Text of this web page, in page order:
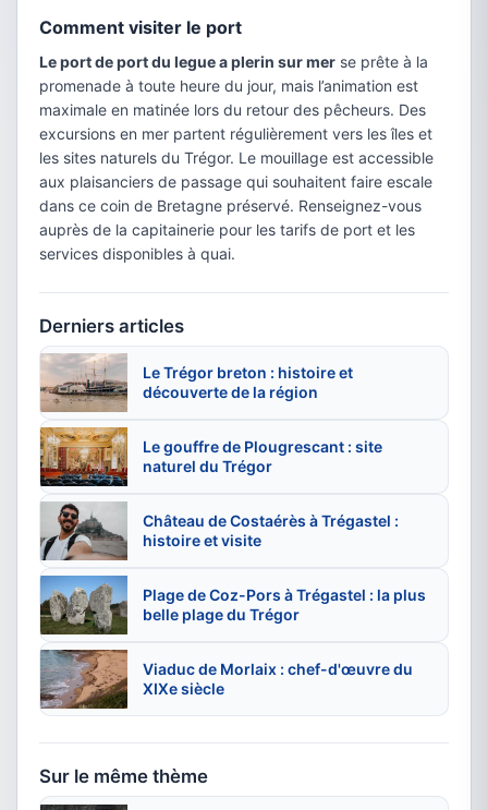
Comment visiter le port
Le port de port du legue a plerin sur mer se prête à la
promenade à toute heure du jour, mais l’animation est
maximale en matinée lors du retour des pêcheurs. Des
excursions en mer partent régulièrement vers les îles et
les sites naturels du Trégor. Le mouillage est accessible
aux plaisanciers de passage qui souhaitent faire escale
dans ce coin de Bretagne préservé. Renseignez-vous
auprès de la capitainerie pour les tarifs de port et les
services disponibles à quai.
Derniers articles
Le Trégor breton : histoire et
découverte de la région
Le gouffre de Plougrescant : site
naturel du Trégor
Château de Costaérès à Trégastel :
histoire et visite
Plage de Coz-Pors à Trégastel : la plus
belle plage du Trégor
Viaduc de Morlaix : chef-d'œuvre du
XIXe siècle
Sur le même thème